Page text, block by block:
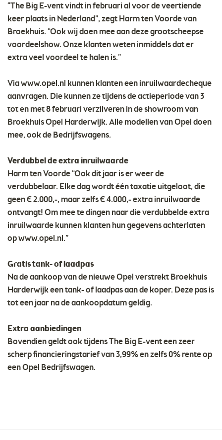
“The Big E-vent vindt in februari al voor de veertiende
keer plaats in Nederland”, zegt Harm ten Voorde van
Broekhuis. “Ook wij doen mee aan deze grootscheepse
voordeelshow. Onze klanten weten inmiddels dat er
extra veel voordeel te halen is.”
Via www.opel.nl kunnen klanten een inruilwaardecheque
aanvragen. Die kunnen ze tijdens de actieperiode van 3
tot en met 8 februari verzilveren in de showroom van
Broekhuis Opel Harderwijk. Alle modellen van Opel doen
mee, ook de Bedrijfswagens.
Verdubbel de extra inruilwaarde
Harm ten Voorde “Ook dit jaar is er weer de
verdubbelaar. Elke dag wordt één taxatie uitgeloot, die
geen € 2.000,-, maar zelfs € 4.000,- extra inruilwaarde
ontvangt! Om mee te dingen naar die verdubbelde extra
inruilwaarde kunnen klanten hun gegevens achterlaten
op www.opel.nl.”
Gratis tank- of laadpas
Na de aankoop van de nieuwe Opel verstrekt Broekhuis
Harderwijk een tank- of laadpas aan de koper. Deze pas is
tot een jaar na de aankoopdatum geldig.
Extra aanbiedingen
Bovendien geldt ook tijdens The Big E-vent een zeer
scherp financieringstarief van 3,99% en zelfs 0% rente op
een Opel Bedrijfswagen.